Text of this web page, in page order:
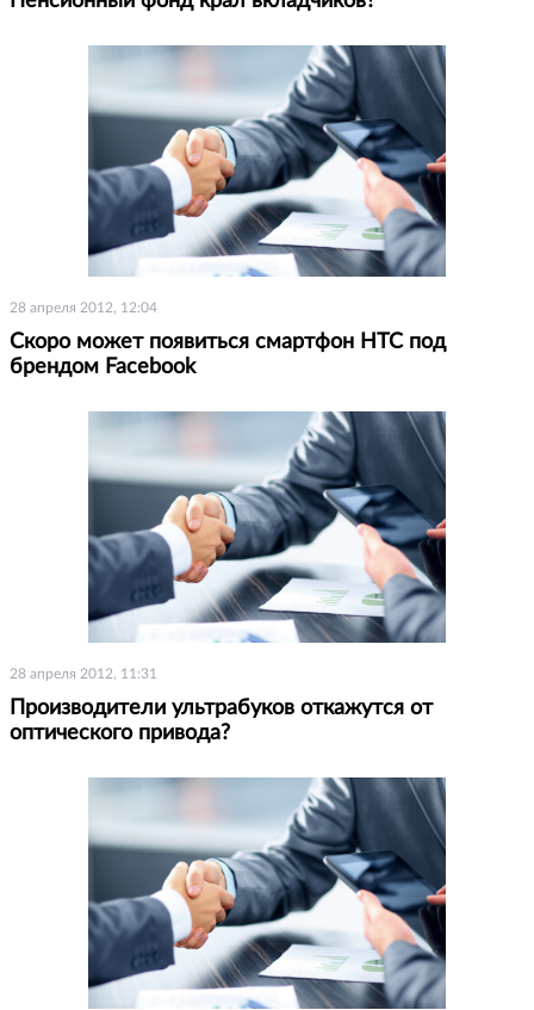
28 апреля 2012, 12:04
Скоро может появиться смартфон HTC под
брендом Facebook
28 апреля 2012, 11:31
Производители ультрабуков откажутся от
оптического привода?